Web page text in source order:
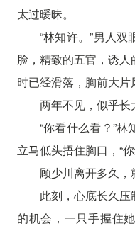
太过暧昧。
“林知许。”男人
脸，精致的五官，诱
时已经滑落，胸前大片
两年不见，似乎
“你看什么看？”林
立马低头捂住胸口，“
顾少川离开多久，
此刻，心底长久
的机会，一只手握住